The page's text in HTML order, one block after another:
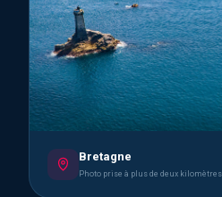
Bretagne
Photo prise à plus de deux